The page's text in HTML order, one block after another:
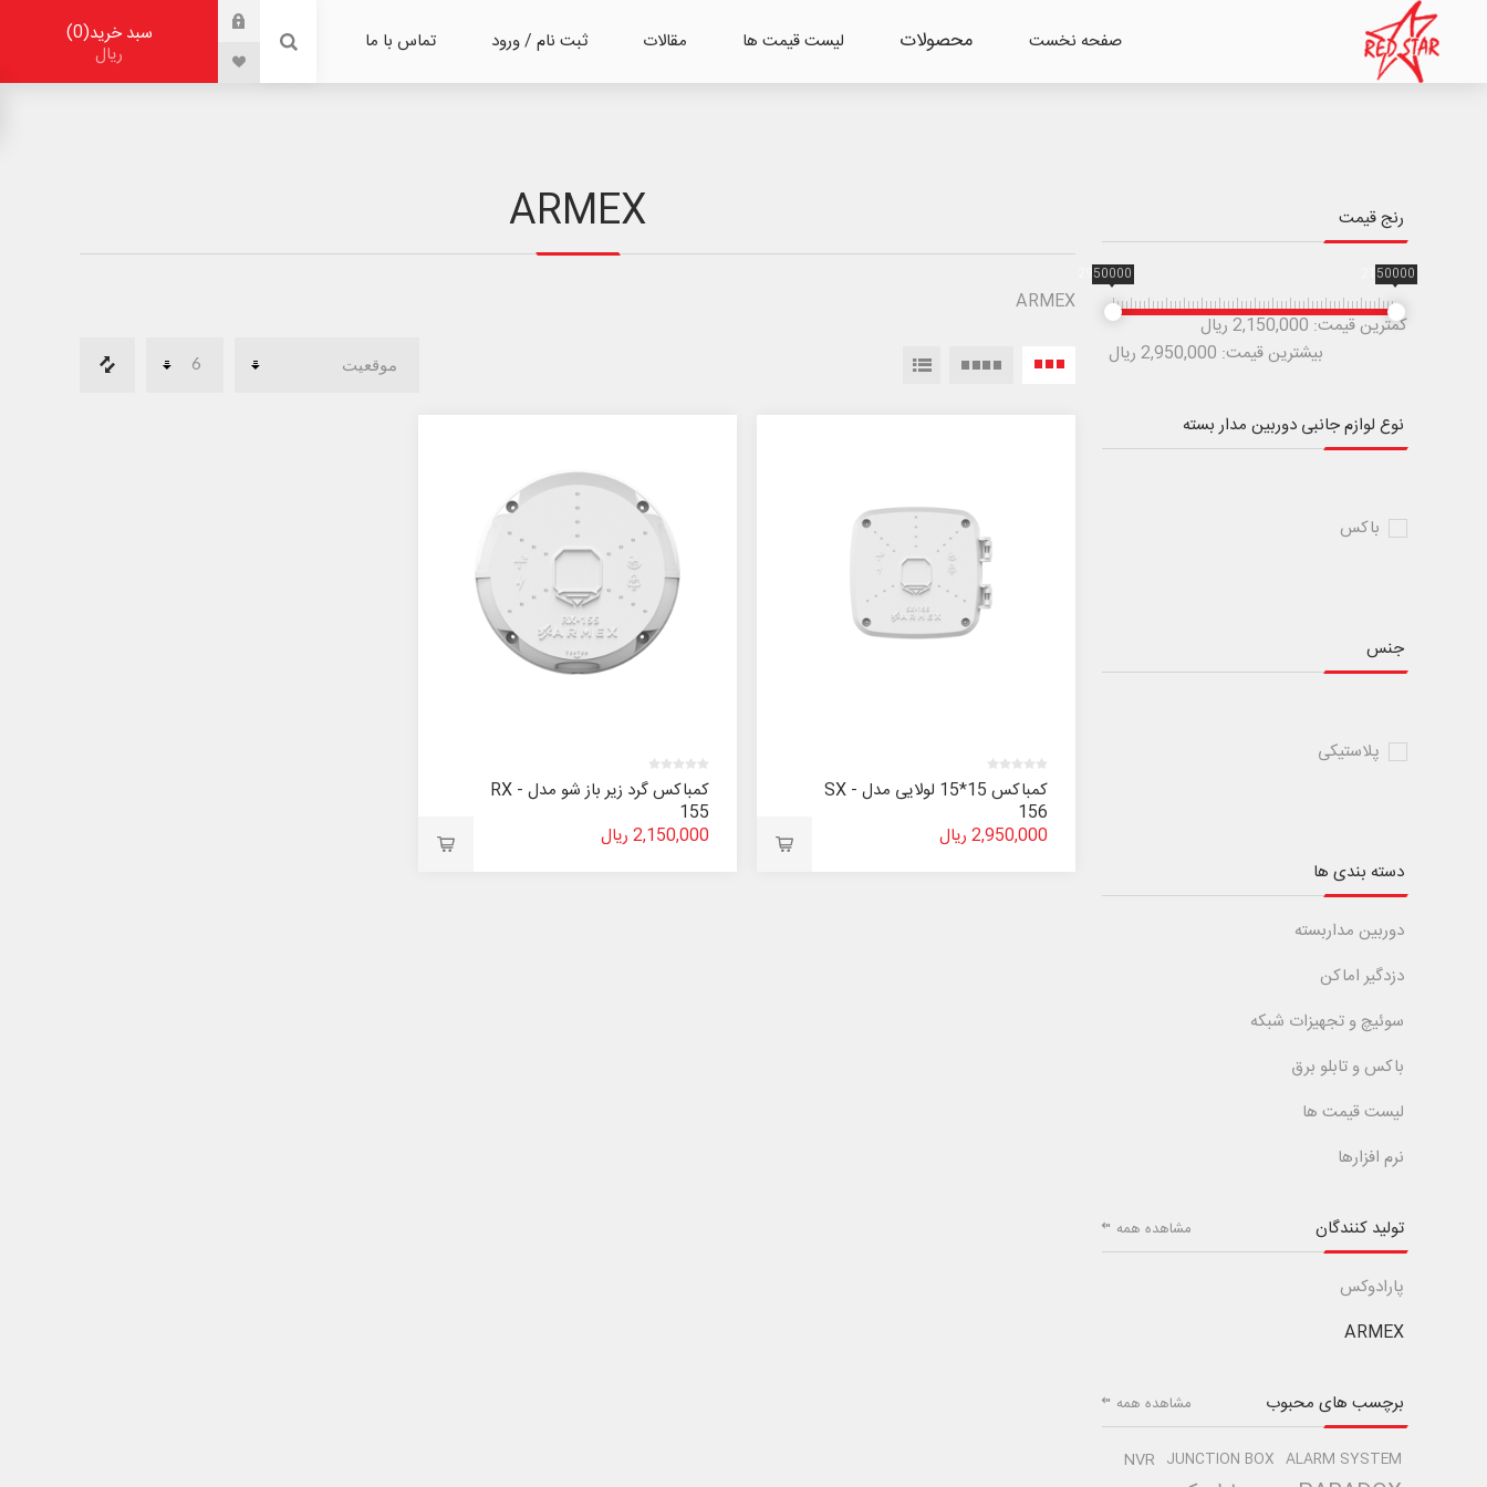
صفحه نخست محصولات لیست قیمت ها مقالات ثبت نام / ورود تماس با ما سبد خرید 0
ریال
ARMEX
ARMEX
کمباکس 15*15 لولایی مدل SX -
156
2,950,000 ریال
کمباکس گرد زیر باز شو مدل RX -
155
2,150,000 ریال
رنج قیمت
کمترین قیمت: 2,150,000 ریال
بیشترین قیمت: 2,950,000 ریال
2950000 2150000
نوع لوازم جانبی دوربین مدار بسته
باکس
جنس
پلاستیکی
دسته بندی ها
دوربین مداربسته
دزدگیر اماکن
سوئیچ و تجهیزات شبکه
باکس و تابلو برق
لیست قیمت ها
نرم افزارها
تولید کنندگان
پارادوکس
ARMEX
مشاهده همه
برچسب های محبوب
ALARM SYSTEM
JUNCTION BOX
NVR
مشاهده همه